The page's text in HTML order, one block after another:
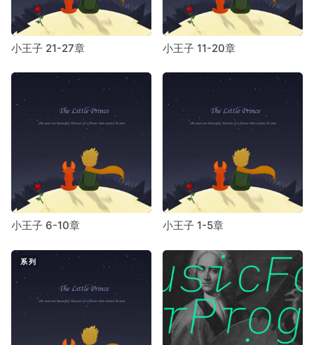
小王子 21-27章 小王子 11-20章
小王子 6-10章 小王子 1-5章
系列